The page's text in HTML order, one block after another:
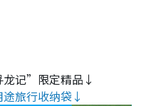
记”限定精品↓
旅行收纳袋↓